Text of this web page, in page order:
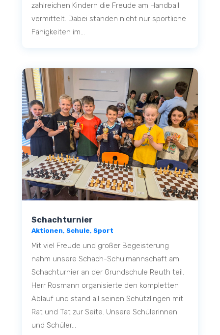
zahlreichen Kindern die Freude am Handball
vermittelt. Dabei standen nicht nur sportliche
Fähigkeiten im...
Schachturnier
Aktionen, Schule, Sport
Mit viel Freude und großer Begeisterung
nahm unsere Schach-Schulmannschaft am
Schachturnier an der Grundschule Reuth teil.
Herr Rosmann organisierte den kompletten
Ablauf und stand all seinen Schützlingen mit
Rat und Tat zur Seite. Unsere Schülerinnen
und Schüler...